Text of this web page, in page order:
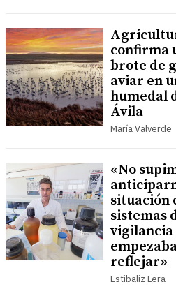
confirma
brote de
aviar en
humedal
Ávila
María Valverde
«No
situación
sistemas
vigilancia
reflejar»
Estibaliz Lera